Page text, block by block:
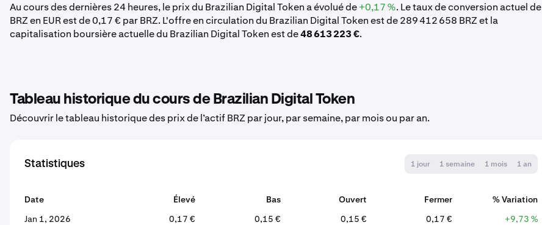
Au cours des dernières 24 heures, le prix du Brazilian Digital Token a évolué de+0,17 %. Le taux de conversion actuel de
BRZ en EUR est de 0,17 € par BRZ. L'offre en circulation du Brazilian Digital Token est de 289 412 658 BRZ et la
capitalisation boursière actuelle du Brazilian Digital Token est de48 613 223 €.
Tableau historique du cours de Brazilian Digital Token
Découvrir le tableau historique des prix de l’actif BRZ par jour, par semaine, par mois ou par an.
Statistiques 1 jour 1 semaine 1 mois 1 an
Date Élevé Bas Ouvert Fermer
% Variation
Jan 1, 2026
0,17 € 0,15 € 0,15 € 0,17 € +9,73 %